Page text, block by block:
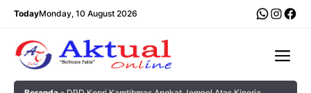
Langsung
TodayMonday, 10 August 2026